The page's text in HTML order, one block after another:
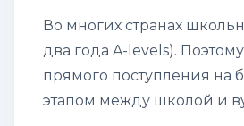
Во многих странах
два года A-levels).
прямого поступления на
этапом между школой и